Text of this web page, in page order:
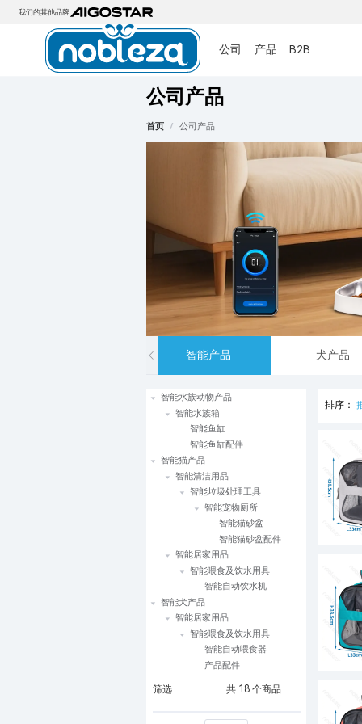
我们的其他品牌
公司 产品 B2B
公司产品
首页 / 公司产品
智能产品 犬产品
智能水族动物产品
智能水族箱
智能鱼缸
智能鱼缸配件
智能猫产品
智能清洁用品
智能垃圾处理工具
智能宠物厕所
智能猫砂盆
智能猫砂盆配件
智能居家用品
智能喂食及饮水用具
智能自动饮水机
智能犬产品
智能居家用品
智能喂食及饮水用具
智能自动喂食器
产品配件
筛选 共 18 个商品
排序：